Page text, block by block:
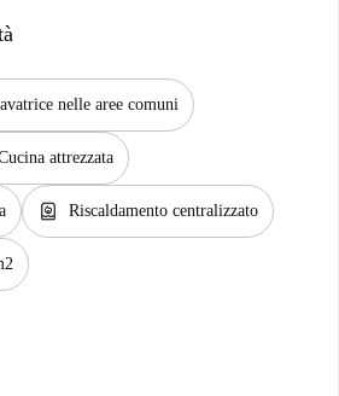
nelle aree comuni
attrezzata
water_heater Riscaldamento centralizzato